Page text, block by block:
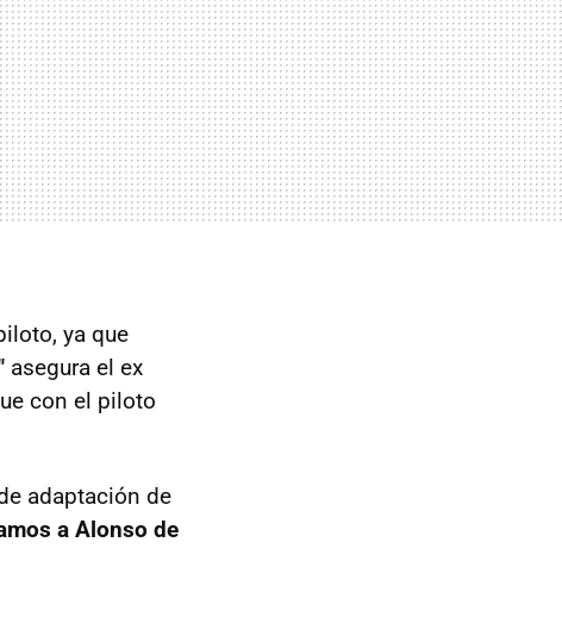
ya que
asegura el ex
con el piloto
adaptación de
a Alonso de